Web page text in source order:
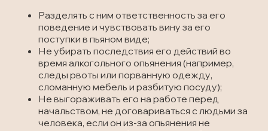
Разделять с ним ответственность за его
поведение и чувствовать вину за его
поступки в пьяном виде;
Не убирать последствия его действий во
время алкогольного опьянения (например,
следы рвоты или порванную одежду,
сломанную мебель и разбитую посуду);
Не выгораживать его на работе перед
начальством, не договариваться с людьми за
человека, если он из-за опьянения не